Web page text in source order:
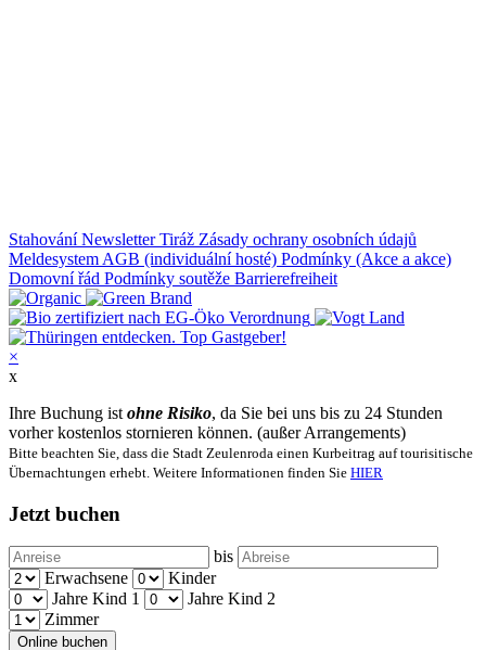
StahováníNewsletterTiráž Zásady ochrany osobních údajů
Meldesystem AGB (individuální hosté) Podmínky (Akce a akce)
Domovní řád Podmínky soutěže Barrierefreiheit
×
x
Ihre Buchung ist ohne Risiko, da Sie bei uns bis zu 24 Stunden
vorher kostenlos stornieren können. (außer Arrangements)
Bitte beachten Sie, dass die Stadt Zeulenroda einen Kurbeitrag auf tourisitische
Übernachtungen erhebt. Weitere Informationen finden Sie HIER
Jetzt buchen
bis
Erwachsene
Kinder
Jahre Kind 1
Jahre Kind 2
Zimmer
Online buchen